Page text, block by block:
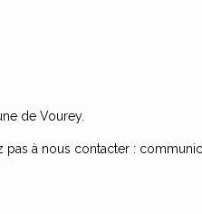
de Vourey.
à nous contacter :